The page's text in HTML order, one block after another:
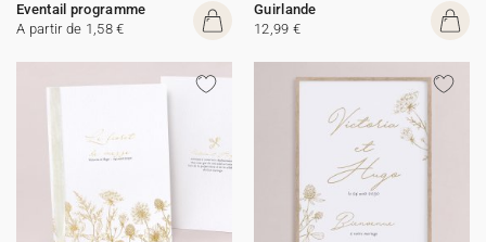
Eventail programme
A partir de 1,58 €
Guirlande
12,99 €